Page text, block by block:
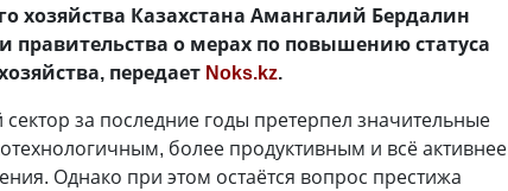
хозяйства Казахстана Амангалий Бердалин
правительства о мерах по повышению статуса
передает Noks.kz.
за последние годы претерпел значительные
более продуктивным и всё активнее
Однако при этом остаётся вопрос престижа